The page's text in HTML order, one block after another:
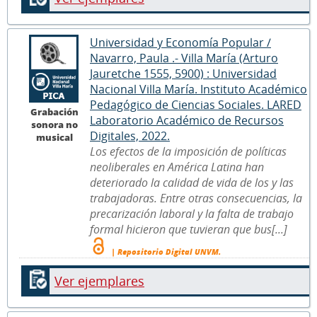
Grabación
sonora no
musical
Universidad y Economía Popular /
Navarro, Paula .- Villa María (Arturo
Jauretche 1555, 5900) : Universidad
Nacional Villa María. Instituto Académico
Pedagógico de Ciencias Sociales. LARED
Laboratorio Académico de Recursos
Digitales, 2022.
Los efectos de la imposición de políticas
neoliberales en América Latina han
deteriorado la calidad de vida de los y las
trabajadoras. Entre otras consecuencias, la
precarización laboral y la falta de trabajo
formal hicieron que tuvieran que bus[...]
| Repositorio Digital UNVM.
Ver ejemplares